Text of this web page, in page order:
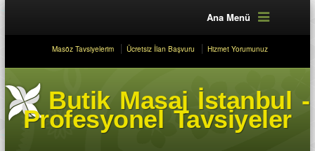
Ana Menü
Masöz Tavsiyelerim Ücretsiz İlan Başvuru Hizmet Yorumunuz
Butik Masaj İstanbul -
Profesyonel Tavsiyeler